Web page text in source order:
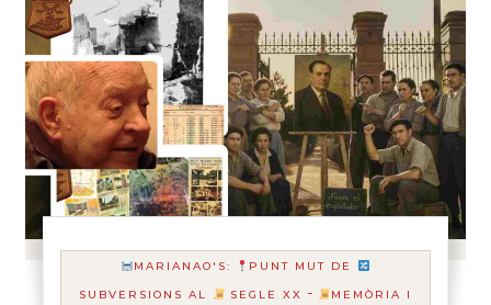
MARIANAO'S:
PUNT MUT DE
SUBVERSIONS AL
SEGLE XX -
MEMÒRIA I